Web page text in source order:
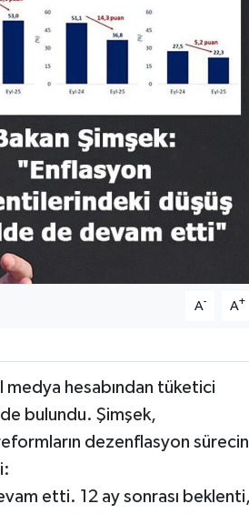
A- A+
medya hesabından tüketici
bulundu. Şimşek,
dezenflasyon
etti. 12 ay sonrası beklenti,